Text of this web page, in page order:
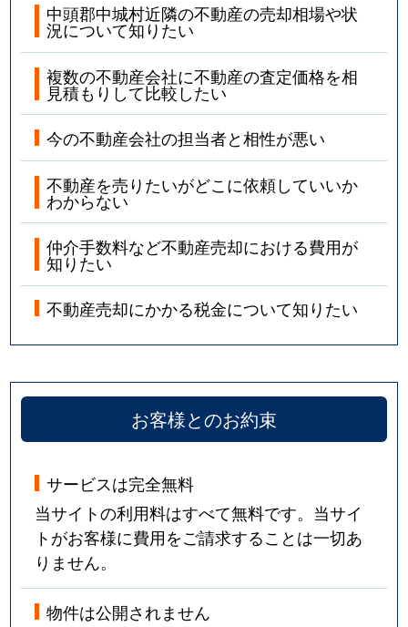
中頭郡中城村近隣の不動産の売却相場や状
況について知りたい
複数の不動産会社に不動産の査定価格を相
見積もりして比較したい
今の不動産会社の担当者と相性が悪い
不動産を売りたいがどこに依頼していいか
わからない
仲介手数料など不動産売却における費用が
知りたい
不動産売却にかかる税金について知りたい
お客様とのお約束
サービスは完全無料
当サイトの利用料はすべて無料です。当サイ
トがお客様に費用をご請求することは一切あ
りません。
物件は公開されません